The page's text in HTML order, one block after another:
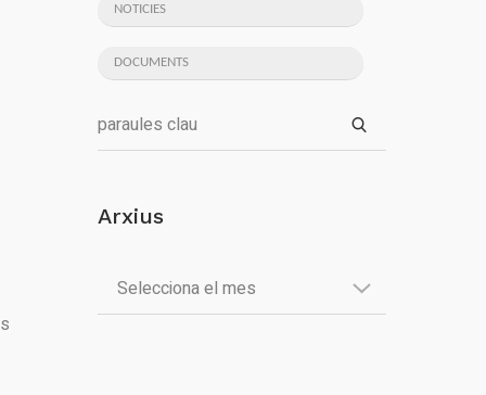
NOTICIES
DOCUMENTS
Arxius